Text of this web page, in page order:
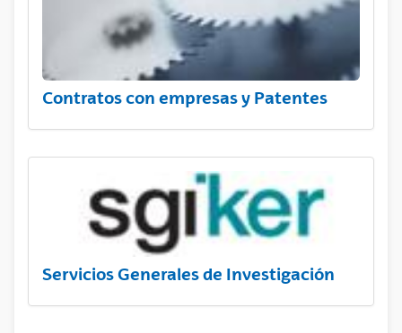
Contratos con empresas y Patentes
Servicios Generales de Investigación